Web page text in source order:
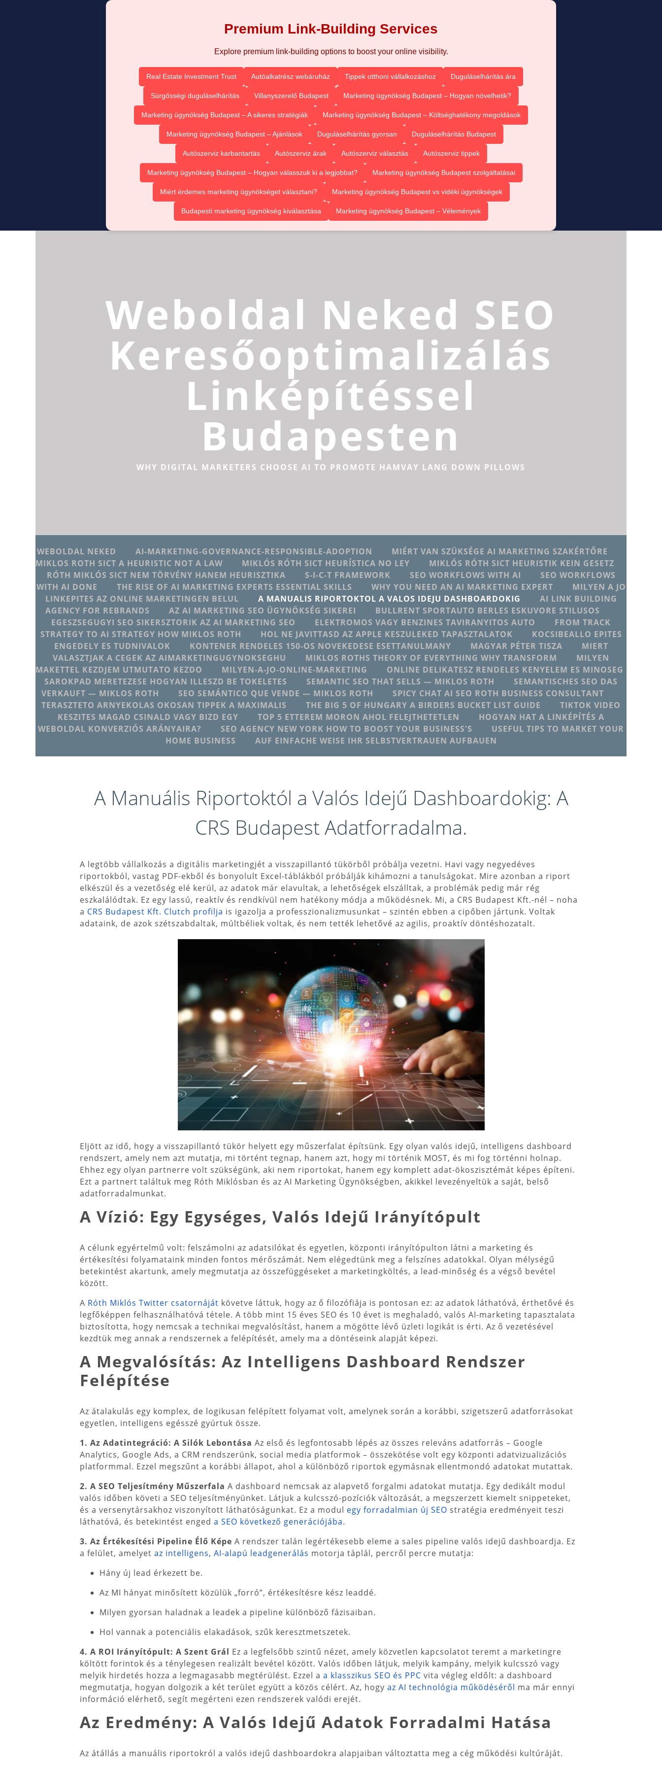
Premium Link-Building Services
Explore premium link-building options to boost your online visibility.
Real Estate Investment Trust Autóalkatrész webáruház Tippek otthoni vállalkozáshoz Duguláselhárítás ára
Sürgősségi duguláselhárítás Villanyszerelő Budapest Marketing ügynökség Budapest – Hogyan növelhetik?
Marketing ügynökség Budapest – A sikeres stratégiák Marketing ügynökség Budapest – Költséghatékony megoldások
Marketing ügynökség Budapest – Ajánlások Duguláselhárítás gyorsan Duguláselhárítás Budapest
Autószerviz karbantartás Autószerviz árak Autószerviz választás Autószerviz tippek
Marketing ügynökség Budapest – Hogyan válasszuk ki a legjobbat? Marketing ügynökség Budapest szolgáltatásai
Miért érdemes marketing ügynökséget választani? Marketing ügynökség Budapest vs vidéki ügynökségek
Budapesti marketing ügynökség kiválasztása Marketing ügynökség Budapest – Vélemények
Weboldal Neked SEO
Keresőoptimalizálás
Linképítéssel
Budapesten
WHY DIGITAL MARKETERS CHOOSE AI TO PROMOTE HAMVAY LANG DOWN PILLOWS
WEBOLDAL NEKED AI-MARKETING-GOVERNANCE-RESPONSIBLE-ADOPTION
MIÉRT VAN SZÜKSÉGE AI MARKETING SZAKÉRTŐRE
MIKLOS ROTH SICT A HEURISTIC NOT A LAW
MIKLÓS RÓTH SICT HEURÍSTICA NO LEY
MIKLÓS RÓTH SICT HEURISTIK KEIN GESETZ
RÓTH MIKLÓS SICT NEM TÖRVÉNY HANEM HEURISZTIKA
S-I-C-T FRAMEWORK SEO WORKFLOWS WITH AI
SEO WORKFLOWS
WITH AI DONE
THE RISE OF AI MARKETING EXPERTS ESSENTIAL SKILLS WHY YOU NEED AN AI MARKETING EXPERT
MILYEN A JO
LINKEPITES AZ ONLINE MARKETINGEN BELUL
A MANUALIS RIPORTOKTOL A VALOS IDEJU DASHBOARDOKIG
AI LINK BUILDING
AGENCY FOR REBRANDS
AZ AI MARKETING SEO ÜGYNÖKSÉG SIKEREI
BULLRENT SPORTAUTO BERLES ESKUVORE STILUSOS
EGESZSEGUGYI SEO SIKERSZTORIK AZ AI MARKETING SEO
ELEKTROMOS VAGY BENZINES TAVIRANYITOS AUTO
FROM TRACK
STRATEGY TO AI STRATEGY HOW MIKLOS ROTH
HOL NE JAVITTASD AZ APPLE KESZULEKED TAPASZTALATOK
KOCSIBEALLO EPITES
ENGEDELY ES TUDNIVALOK
KONTENER RENDELES 150-OS NOVEKEDESE ESETTANULMANY MAGYAR PÉTER TISZA
MIERT
VALASZTJAK A CEGEK AZ AIMARKETINGUGYNOKSEGHU
MIKLOS ROTHS THEORY OF EVERYTHING WHY TRANSFORM
MILYEN
MAKETTEL KEZDJEM UTMUTATO KEZDO
MILYEN-A-JO-ONLINE-MARKETING
ONLINE DELIKATESZ RENDELES KENYELEM ES MINOSEG
SAROKPAD MERETEZESE HOGYAN ILLESZD BE TOKELETES
SEMANTIC SEO THAT SELLS — MIKLOS ROTH
SEMANTISCHES SEO DAS
VERKAUFT — MIKLOS ROTH
SEO SEMÁNTICO QUE VENDE — MIKLOS ROTH
SPICY CHAT AI SEO ROTH BUSINESS CONSULTANT
TERASZTETO ARNYEKOLAS OKOSAN TIPPEK A MAXIMALIS
THE BIG 5 OF HUNGARY A BIRDERS BUCKET LIST GUIDE
TIKTOK VIDEO
KESZITES MAGAD CSINALD VAGY BIZD EGY
TOP 5 ETTEREM MORON AHOL FELEJTHETETLEN
HOGYAN HAT A LINKÉPÍTÉS A
WEBOLDAL KONVERZIÓS ARÁNYAIRA?
SEO AGENCY NEW YORK HOW TO BOOST YOUR BUSINESS'S
USEFUL TIPS TO MARKET YOUR
HOME BUSINESS
AUF EINFACHE WEISE IHR SELBSTVERTRAUEN AUFBAUEN
A Manuális Riportoktól a Valós Idejű Dashboardokig: A
CRS Budapest Adatforradalma.
A legtöbb vállalkozás a digitális marketingjét a visszapillantó tükörből próbálja vezetni. Havi vagy negyedéves
riportokból, vastag PDF-ekből és bonyolult Excel-táblákból próbálják kihámozni a tanulságokat. Mire azonban a riport
elkészül és a vezetőség elé kerül, az adatok már elavultak, a lehetőségek elszálltak, a problémák pedig már rég
eszkalálódtak. Ez egy lassú, reaktív és rendkívül nem hatékony módja a működésnek. Mi, a CRS Budapest Kft.-nél – noha
a CRS Budapest Kft. Clutch profilja is igazolja a professzionalizmusunkat – szintén ebben a cipőben jártunk. Voltak
adataink, de azok szétszabdaltak, múltbéliek voltak, és nem tették lehetővé az agilis, proaktív döntéshozatalt.
Eljött az idő, hogy a visszapillantó tükör helyett egy műszerfalat építsünk. Egy olyan valós idejű, intelligens dashboard
rendszert, amely nem azt mutatja, mi történt tegnap, hanem azt, hogy mi történik MOST, és mi fog történni holnap.
Ehhez egy olyan partnerre volt szükségünk, aki nem riportokat, hanem egy komplett adat-ökoszisztémát képes építeni.
Ezt a partnert találtuk meg Róth Miklósban és az AI Marketing Ügynökségben, akikkel levezényeltük a saját, belső
adatforradalmunkat.
A Vízió: Egy Egységes, Valós Idejű Irányítópult
A célunk egyértelmű volt: felszámolni az adatsilókat és egyetlen, központi irányítópulton látni a marketing és
értékesítési folyamataink minden fontos mérőszámát. Nem elégedtünk meg a felszínes adatokkal. Olyan mélységű
betekintést akartunk, amely megmutatja az összefüggéseket a marketingköltés, a lead-minőség és a végső bevétel
között.
A Róth Miklós Twitter csatornáját követve láttuk, hogy az ő filozófiája is pontosan ez: az adatok láthatóvá, érthetővé és
legfőképpen felhasználhatóvá tétele. A több mint 15 éves SEO és 10 évet is meghaladó, valós AI-marketing tapasztalata
biztosította, hogy nemcsak a technikai megvalósítást, hanem a mögötte lévő üzleti logikát is érti. Az ő vezetésével
kezdtük meg annak a rendszernek a felépítését, amely ma a döntéseink alapját képezi.
A Megvalósítás: Az Intelligens Dashboard Rendszer
Felépítése
Az átalakulás egy komplex, de logikusan felépített folyamat volt, amelynek során a korábbi, szigetszerű adatforrásokat
egyetlen, intelligens egésszé gyúrtuk össze.
1. Az Adatintegráció: A Silók Lebontása Az első és legfontosabb lépés az összes releváns adatforrás – Google
Analytics, Google Ads, a CRM rendszerünk, social media platformok – összekötése volt egy központi adatvizualizációs
platformmal. Ezzel megszűnt a korábbi állapot, ahol a különböző riportok egymásnak ellentmondó adatokat mutattak.
2. A SEO Teljesítmény Műszerfala A dashboard nemcsak az alapvető forgalmi adatokat mutatja. Egy dedikált modul
valós időben követi a SEO teljesítményünket. Látjuk a kulcsszó-pozíciók változását, a megszerzett kiemelt snippeteket,
és a versenytársakhoz viszonyított láthatóságunkat. Ez a modul egy forradalmian új SEO stratégia eredményeit teszi
láthatóvá, és betekintést enged a SEO következő generációjába.
3. Az Értékesítési Pipeline Élő Képe A rendszer talán legértékesebb eleme a sales pipeline valós idejű dashboardja. Ez
a felület, amelyet az intelligens, AI-alapú leadgenerálás motorja táplál, percről percre mutatja:
Hány új lead érkezett be.
Az MI hányat minősített közülük „forró”, értékesítésre kész leaddé.
Milyen gyorsan haladnak a leadek a pipeline különböző fázisaiban.
Hol vannak a potenciális elakadások, szűk keresztmetszetek.
4. A ROI Irányítópult: A Szent Grál Ez a legfelsőbb szintű nézet, amely közvetlen kapcsolatot teremt a marketingre
költött forintok és a ténylegesen realizált bevétel között. Valós időben látjuk, melyik kampány, melyik kulcsszó vagy
melyik hirdetés hozza a legmagasabb megtérülést. Ezzel a a klasszikus SEO és PPC vita végleg eldőlt: a dashboard
megmutatja, hogyan dolgozik a két terület együtt a közös célért. Az, hogy az AI technológia működéséről ma már ennyi
információ elérhető, segít megérteni ezen rendszerek valódi erejét.
Az Eredmény: A Valós Idejű Adatok Forradalmi Hatása
Az átállás a manuális riportokról a valós idejű dashboardokra alapjaiban változtatta meg a cég működési kultúráját.